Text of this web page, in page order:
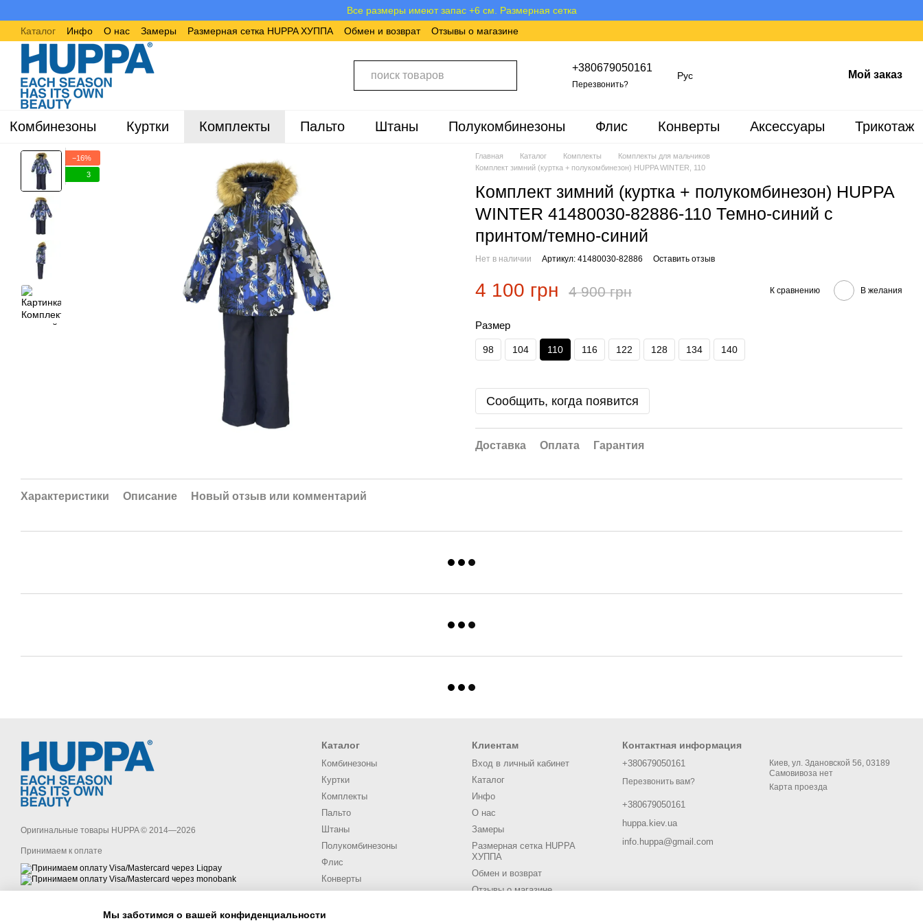
Все размеры имеют запас +6 см. Размерная сетка
Каталог
Инфо О нас Замеры Размерная сетка HUPPA ХУППА Обмен и возврат Отзывы о магазине
+380679050161
Перезвонить?
Рус Мой заказ
Комбинезоны Куртки Комплекты Пальто Штаны Полукомбинезоны Флис Конверты Аксессуары Трикотаж
−16%
3
Главная Каталог Комплекты
Комплекты для мальчиков
Комплект зимний (куртка + полукомбинезон) HUPPA WINTER, 110
Комплект зимний (куртка + полукомбинезон) HUPPA
WINTER 41480030-82886-110 Темно-синий с
принтом/темно-синий
Нет в наличии Артикул: 41480030-82886 Оставить отзыв
4 100 грн 4 900 грн К сравнению В желания
Размер
98 104 110 116 122 128 134 140
Сообщить, когда появится
Доставка Оплата Гарантия
Характеристики Описание Новый отзыв или комментарий
Оригинальные товары HUPPA © 2014—2026
Принимаем к оплате
Каталог
Комбинезоны
Куртки
Комплекты
Пальто
Штаны
Полукомбинезоны
Флис
Конверты
Трикотаж
Клиентам
Вход в личный кабинет
Каталог
Инфо
О нас
Замеры
Размерная сетка HUPPA
ХУППА
Обмен и возврат
Отзывы о магазине
Контактная информация
+380679050161
Перезвонить вам?
+380679050161
huppa.kiev.ua
info.huppa@gmail.com
Киев, ул. Здановской 56, 03189
Самовивоза нет
Карта проезда
Мы заботимся о вашей конфиденциальности